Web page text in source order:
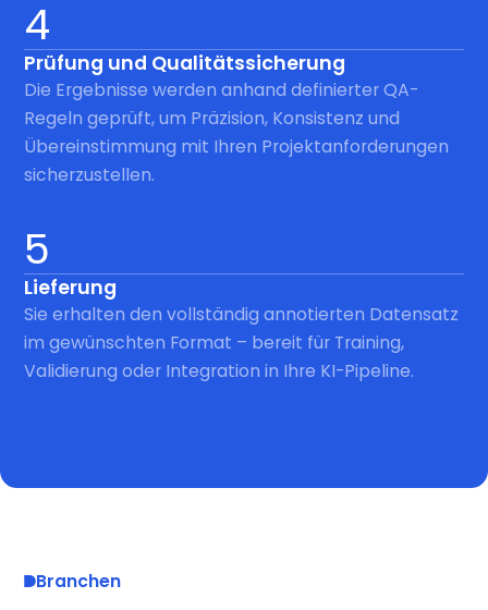
4
Prüfung und Qualitätssicherung
Die Ergebnisse werden anhand definierter QA-
Regeln geprüft, um Präzision, Konsistenz und
Übereinstimmung mit Ihren Projektanforderungen
sicherzustellen.
5
Lieferung
Sie erhalten den vollständig annotierten Datensatz
im gewünschten Format – bereit für Training,
Validierung oder Integration in Ihre KI-Pipeline.
Branchen